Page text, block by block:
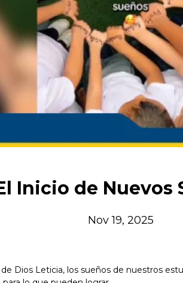
Inicio de Nuevos
Nov 19, 2025
Dios Leticia, los sueños de nuestros